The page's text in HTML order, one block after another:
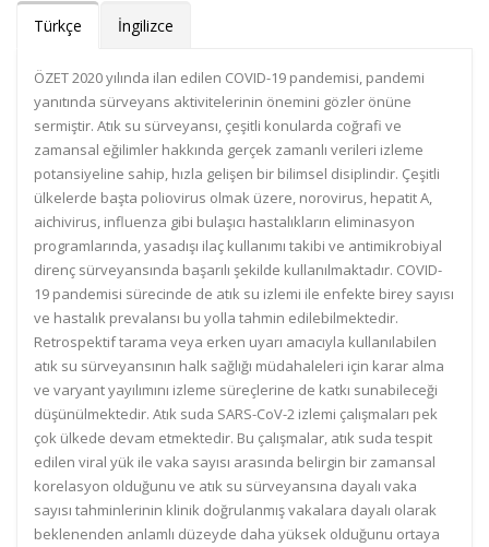
Türkçe İngilizce
ÖZET 2020 yılında ilan edilen COVID-19 pandemisi, pandemi
yanıtında sürveyans aktivitelerinin önemini gözler önüne
sermiştir. Atık su sürveyansı, çeşitli konularda coğrafi ve
zamansal eğilimler hakkında gerçek zamanlı verileri izleme
potansiyeline sahip, hızla gelişen bir bilimsel disiplindir. Çeşitli
ülkelerde başta poliovirus olmak üzere, norovirus, hepatit A,
aichivirus, influenza gibi bulaşıcı hastalıkların eliminasyon
programlarında, yasadışı ilaç kullanımı takibi ve antimikrobiyal
direnç sürveyansında başarılı şekilde kullanılmaktadır. COVID-
19 pandemisi sürecinde de atık su izlemi ile enfekte birey sayısı
ve hastalık prevalansı bu yolla tahmin edilebilmektedir.
Retrospektif tarama veya erken uyarı amacıyla kullanılabilen
atık su sürveyansının halk sağlığı müdahaleleri için karar alma
ve varyant yayılımını izleme süreçlerine de katkı sunabileceği
düşünülmektedir. Atık suda SARS-CoV-2 izlemi çalışmaları pek
çok ülkede devam etmektedir. Bu çalışmalar, atık suda tespit
edilen viral yük ile vaka sayısı arasında belirgin bir zamansal
korelasyon olduğunu ve atık su sürveyansına dayalı vaka
sayısı tahminlerinin klinik doğrulanmış vakalara dayalı olarak
beklenenden anlamlı düzeyde daha yüksek olduğunu ortaya